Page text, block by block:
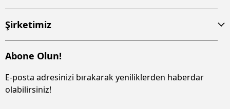
Şirketimiz
Abone Olun!
E-posta adresinizi bırakarak yeniliklerden haberdar
olabilirsiniz!